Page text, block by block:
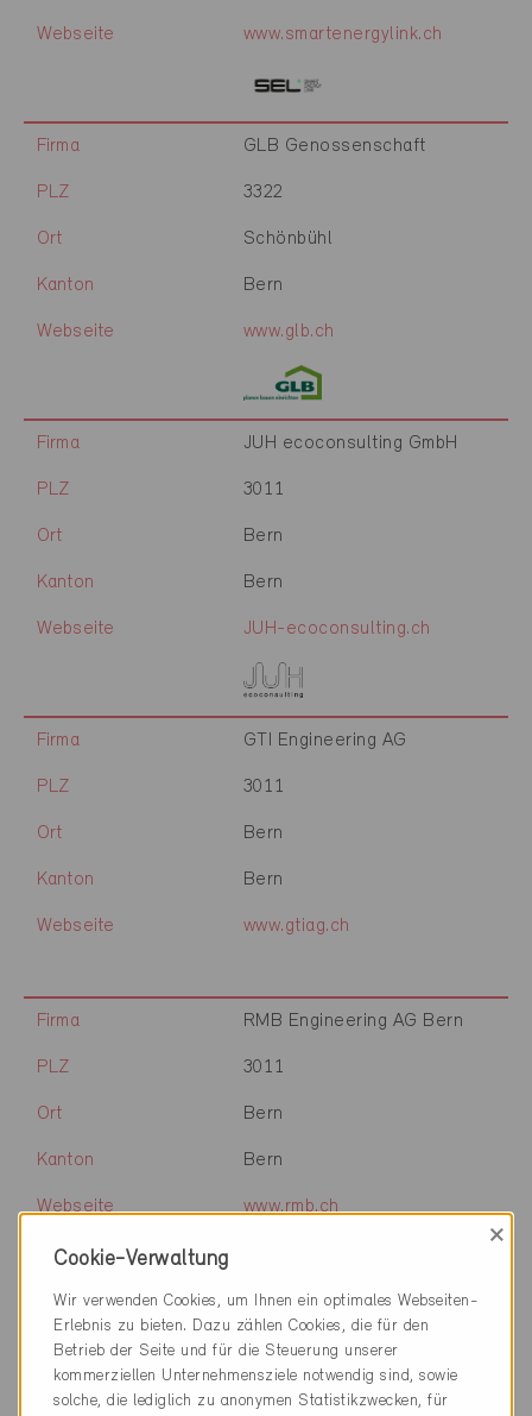
Webseite www.smartenergylink.ch
Firma GLB Genossenschaft
PLZ 3322
Ort Schönbühl
Kanton Bern
Webseite www.glb.ch
Firma JUH ecoconsulting GmbH
PLZ 3011
Ort Bern
Kanton Bern
Webseite JUH-ecoconsulting.ch
Firma GTI Engineering AG
PLZ 3011
Ort Bern
Kanton Bern
Webseite www.gtiag.ch
Firma RMB Engineering AG Bern
PLZ 3011
Ort Bern
Kanton Bern
Webseite www.rmb.ch
Firma SBB AG
PLZ 3000
Ort Bern
Cookie-Verwaltung
×
Wir verwenden Cookies, um Ihnen ein optimales Webseiten-
Erlebnis zu bieten. Dazu zählen Cookies, die für den
Betrieb der Seite und für die Steuerung unserer
kommerziellen Unternehmensziele notwendig sind, sowie
solche, die lediglich zu anonymen Statistikzwecken, für